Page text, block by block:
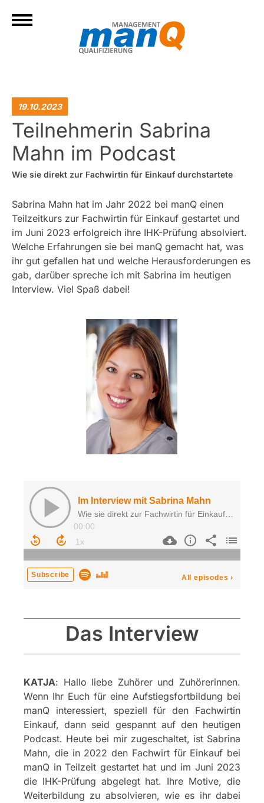
19.10.2023
Teilnehmerin Sabrina
Mahn im Podcast
Wie sie direkt zur Fachwirtin für Einkauf durchstartete
Sabrina Mahn hat im Jahr 2022 bei manQ einen
Teilzeitkurs zur Fachwirtin für Einkauf gestartet und
im Juni 2023 erfolgreich ihre IHK-Prüfung absolviert.
Welche Erfahrungen sie bei manQ gemacht hat, was
ihr gut gefallen hat und welche Herausforderungen es
gab, darüber spreche ich mit Sabrina im heutigen
Interview. Viel Spaß dabei!
Das Interview
KATJA: Hallo liebe Zuhörer und Zuhörerinnen.
Wenn Ihr Euch für eine Aufstiegsfortbildung bei
manQ interessiert, speziell für den Fachwirtin
Einkauf, dann seid gespannt auf den heutigen
Podcast. Heute bei mir zugeschaltet, ist Sabrina
Mahn, die in 2022 den Fachwirt für Einkauf bei
manQ in Teilzeit gestartet hat und im Juni 2023
die IHK-Prüfung abgelegt hat. Ihre Motive, die
Weiterbildung zu absolvieren, wie es ihr dabei